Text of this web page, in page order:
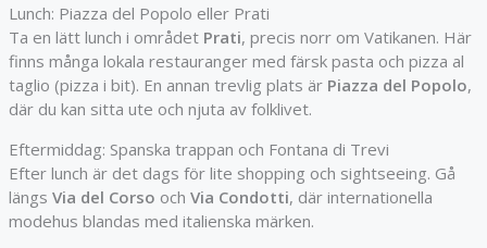
Lunch: Piazza del Popolo eller Prati
Ta en lätt lunch i området Prati, precis norr om Vatikanen. Här
finns många lokala restauranger med färsk pasta och pizza al
taglio (pizza i bit). En annan trevlig plats är Piazza del Popolo,
där du kan sitta ute och njuta av folklivet.
Eftermiddag: Spanska trappan och Fontana di Trevi
Efter lunch är det dags för lite shopping och sightseeing. Gå
längsVia del Corso ochVia Condotti, där internationella
modehus blandas med italienska märken.